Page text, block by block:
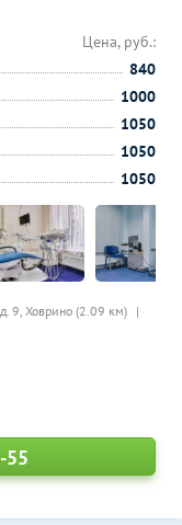
9, Ховрино (2.09 км)
Цена, руб.:
840
1000
1050
1050
1050
55